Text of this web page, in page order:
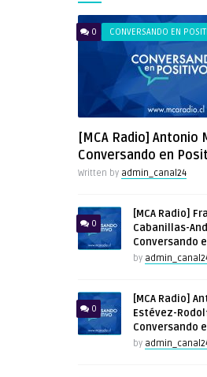
0 CONVERSANDO EN
[MCA Radio] Antonio
Conversando en
Written by admin_canal24
0
[MCA Radio]
Cabanillas-
Conversando
by
0
[MCA Radio]
Estévez-
Conversando
by